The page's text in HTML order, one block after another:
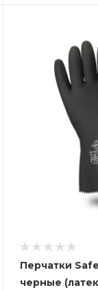
Перчатки
черные